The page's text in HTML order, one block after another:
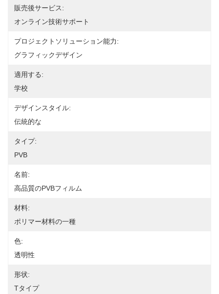
販売後サービス:
オンライン技術サポート
プロジェクトソリューション能力:
グラフィックデザイン
適用する:
学校
デザインスタイル:
伝統的な
タイプ:
PVB
名前:
高品質のPVBフィルム
材料:
ポリマー材料の一種
色:
透明性
形状:
Tタイプ